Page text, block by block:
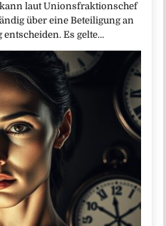
laut Unionsfraktionschef
über eine Beteiligung an
Es gelte…